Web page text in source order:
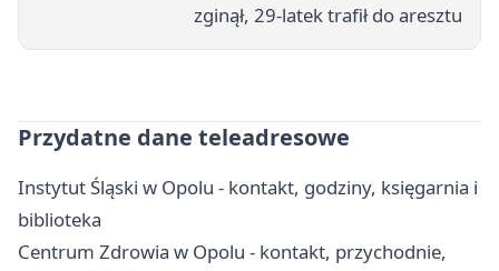
zginął, 29-latek trafił do aresztu
Przydatne dane teleadresowe
Instytut Śląski w Opolu - kontakt, godziny, księgarnia i
biblioteka
Centrum Zdrowia w Opolu - kontakt, przychodnie,